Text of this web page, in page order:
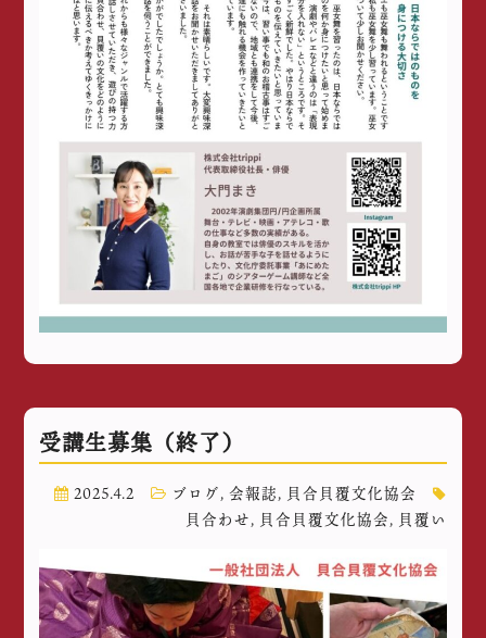
受講生募集（終了）
2025.4.2 ブログ, 会報誌, 貝合貝覆文化協会
貝合わせ, 貝合貝覆文化協会, 貝覆い